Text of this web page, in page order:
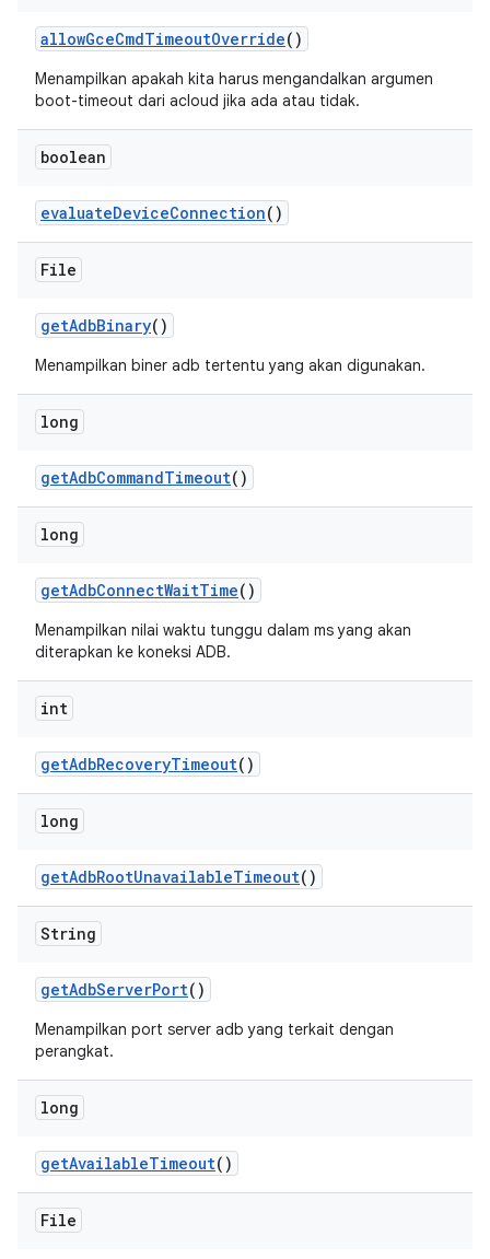
allowGceCmdTimeoutOverride()
Menampilkan apakah kita harus mengandalkan argumen
boot-timeout dari acloud jika ada atau tidak.
boolean
evaluateDeviceConnection()
File
getAdbBinary()
Menampilkan biner adb tertentu yang akan digunakan.
long
getAdbCommandTimeout()
long
getAdbConnectWaitTime()
Menampilkan nilai waktu tunggu dalam ms yang akan
diterapkan ke koneksi ADB.
int
getAdbRecoveryTimeout()
long
getAdbRootUnavailableTimeout()
String
getAdbServerPort()
Menampilkan port server adb yang terkait dengan
perangkat.
long
getAvailableTimeout()
File